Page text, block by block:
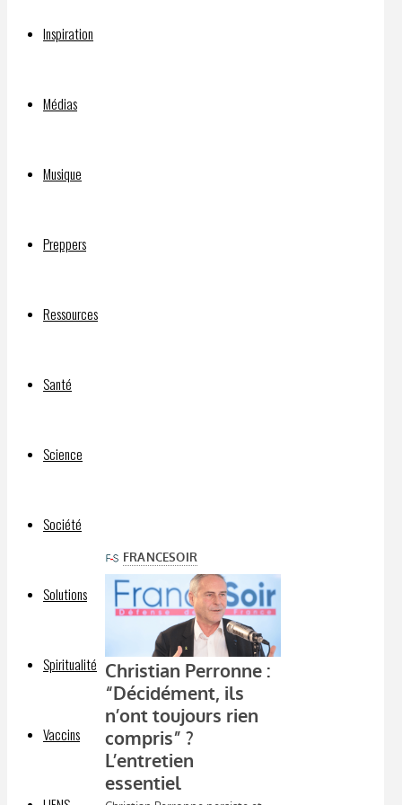
Inspiration
Médias
Musique
Preppers
Ressources
Santé
Science
Société
Solutions
Spiritualité
Vaccins